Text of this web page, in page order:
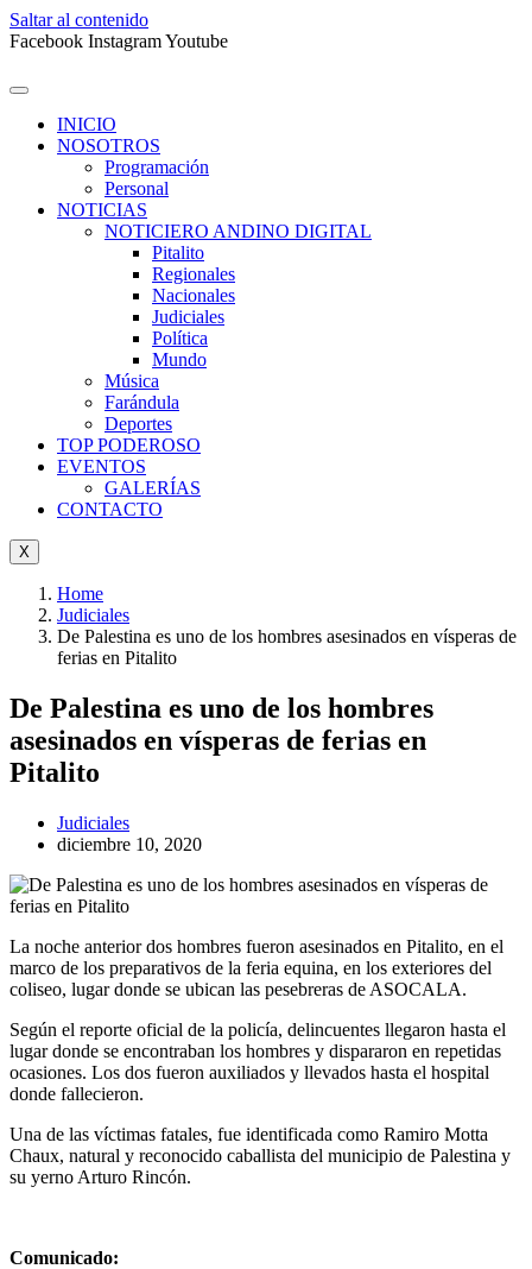
Saltar al contenido
Facebook InstagramYoutube
INICIO
NOSOTROS
Programación
Personal
NOTICIAS
NOTICIERO ANDINO DIGITAL
Pitalito
Regionales
Nacionales
Judiciales
Política
Mundo
Música
Farándula
Deportes
TOP PODEROSO
EVENTOS
GALERÍAS
CONTACTO
X
Home
Judiciales
De Palestina es uno de los hombres asesinados en vísperas de
ferias en Pitalito
De Palestina es uno de los hombres
asesinados en vísperas de ferias en
Pitalito
Judiciales
diciembre 10, 2020
La noche anterior dos hombres fueron asesinados en Pitalito, en el
marco de los preparativos de la feria equina, en los exteriores del
coliseo, lugar donde se ubican las pesebreras de ASOCALA.
Según el reporte oficial de la policía, delincuentes llegaron hasta el
lugar donde se encontraban los hombres y dispararon en repetidas
ocasiones. Los dos fueron auxiliados y llevados hasta el hospital
donde fallecieron.
Una de las víctimas fatales, fue identificada como Ramiro Motta
Chaux, natural y reconocido caballista del municipio de Palestina y
su yerno Arturo Rincón.
Comunicado: